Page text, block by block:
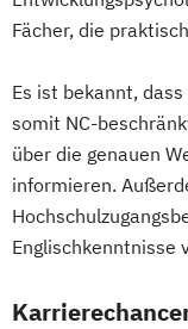
Fächer, die
Es ist bekannt,
somit NC-
über die genauen
informieren.
Englischkenntnisse